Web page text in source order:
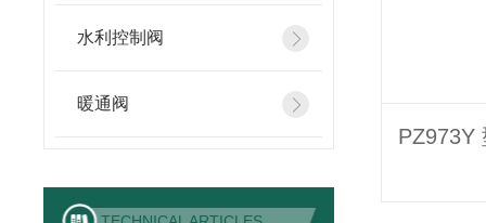
水利控制阀
暖通阀